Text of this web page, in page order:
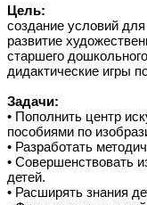
Цель:
создание условий
развитие
старшего
дидактические игры
Задачи:
• Пополнить центр
пособиями по
• Разработать
• Совершенствовать
детей.
• Расширять знания